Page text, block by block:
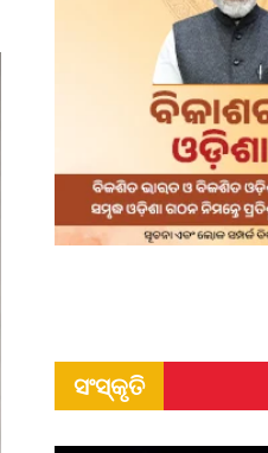
ସଂସ୍କୃତି